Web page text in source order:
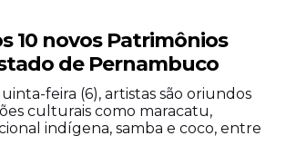
do Forró
10 novos Patrimônios
de Pernambuco
feira (6), artistas são oriundos
culturais como maracatu,
indígena, samba e coco, entre